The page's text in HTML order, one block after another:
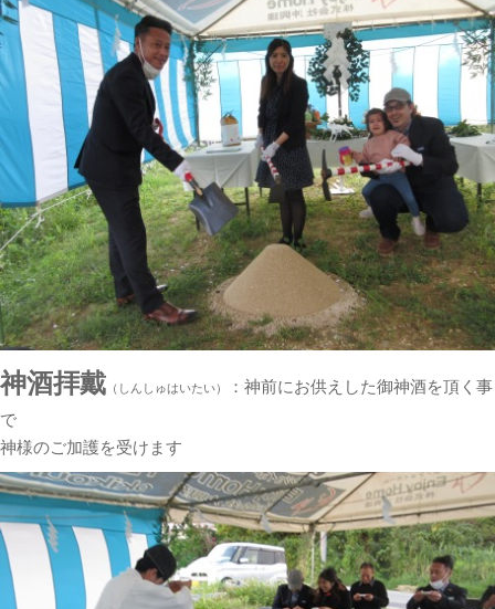
神酒拝戴 （しんしゅはいたい）
：神前にお供えした御神酒を頂く事
で
神様のご加護を受けます